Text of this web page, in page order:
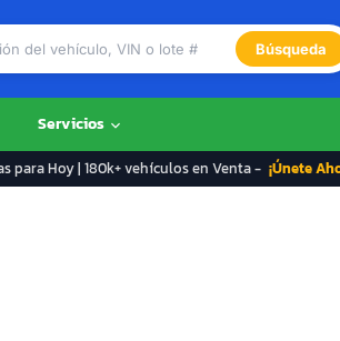
Búsqueda
Servicios
para Hoy | 180k+ vehículos en Venta - ¡Únete